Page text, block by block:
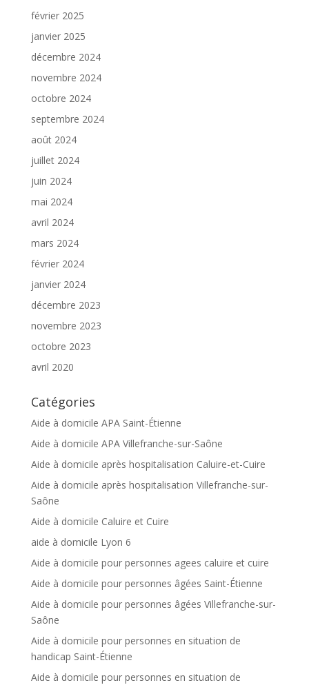
février 2025
janvier 2025
décembre 2024
novembre 2024
octobre 2024
septembre 2024
août 2024
juillet 2024
juin 2024
mai 2024
avril 2024
mars 2024
février 2024
janvier 2024
décembre 2023
novembre 2023
octobre 2023
avril 2020
Catégories
Aide à domicile APA Saint-Étienne
Aide à domicile APA Villefranche-sur-Saône
Aide à domicile après hospitalisation Caluire-et-Cuire
Aide à domicile après hospitalisation Villefranche-sur-
Saône
Aide à domicile Caluire et Cuire
aide à domicile Lyon 6
Aide à domicile pour personnes agees caluire et cuire
Aide à domicile pour personnes âgées Saint-Étienne
Aide à domicile pour personnes âgées Villefranche-sur-
Saône
Aide à domicile pour personnes en situation de
handicap Saint-Étienne
Aide à domicile pour personnes en situation de